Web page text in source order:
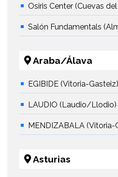
Osiris Center (Cuevas
Salón Fundamentals
Araba/Álava
EGIBIDE (Vitoria-Gasteiz)
LAUDIO (Laudio/Llodio)
MENDIZABALA (Vitoria-
Asturias